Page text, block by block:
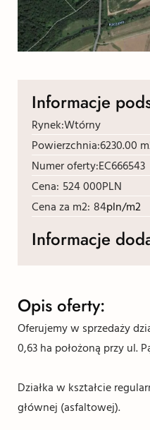
Opis oferty:
Oferujemy w sprzedaży
0,63 ha położoną przy ul.
Działka w kształcie
głównej (asfaltowej).
Informacje
Rynek:Wtórny
Powierzchnia:6230.00
Numer oferty:EC666543
Cena: 524 000PLN
Cena za m2: 84pln/m2
Informacje